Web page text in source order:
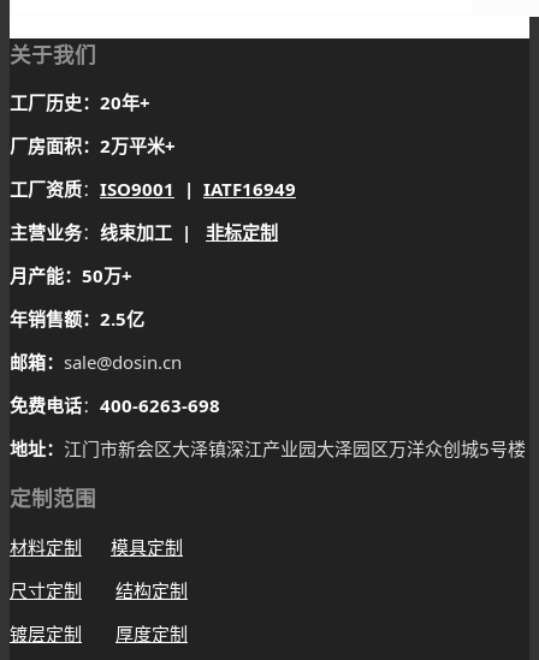
关于我们
工厂历史：20年+
厂房面积：2万平米+
工厂资质： ISO9001 | IATF16949
主营业务： 线束加工 | 非标定制
月产能：50万+
年销售额：2.5亿
邮箱： sale@dosin.cn
免费电话： 400-6263-698
地址： 江门市新会区大泽镇深江产业园大泽园区万洋众创城5号楼
定制范围
材料定制
模具定制
尺寸定制
结构定制
镀层定制
厚度定制